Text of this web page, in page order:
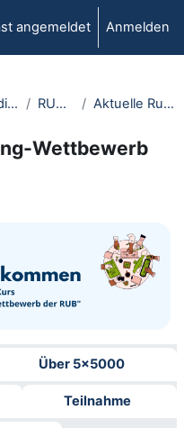
angemeldet Anmelden
ZfW - Zentrum für Wissenschaftsdidaktik RUBeL Aktuelle Runde
Wettbewerb
Über 5x5000
Teilnahme